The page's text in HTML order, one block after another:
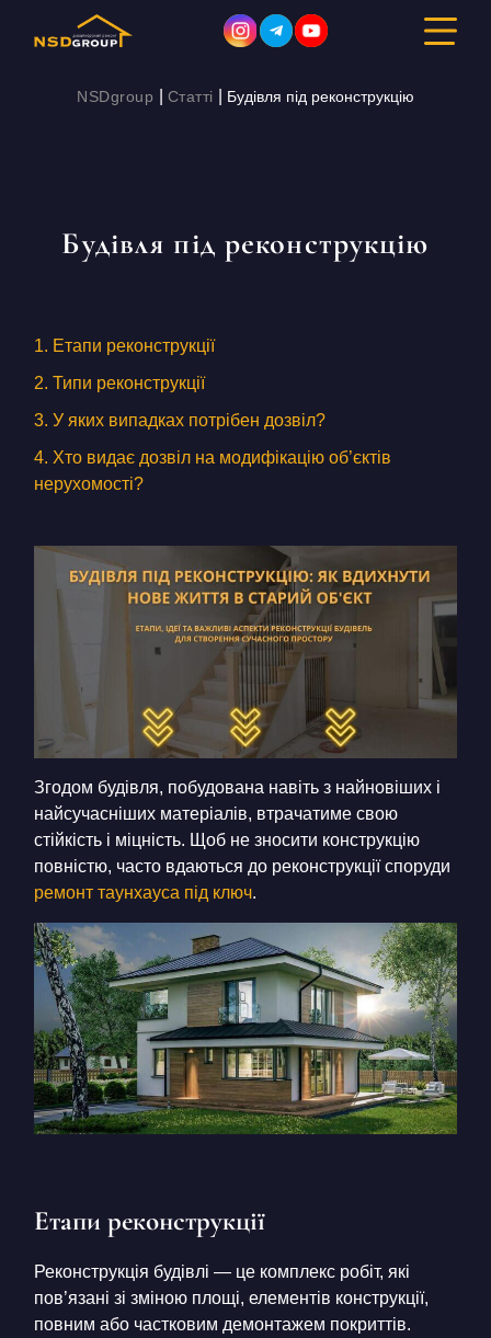
ВАРТІСТЬ
ПРО КОМПАНІЮ
КОНТАКТИ
БЛОГ
RU
+380671500551
Замовити дзвінок зараз
NSDgroup Статті Будівля під реконструкцію
Будівля під реконструкцію
1. Етапи реконструкції
2. Типи реконструкції
3. У яких випадках потрібен дозвіл?
4. Хто видає дозвіл на модифікацію об’єктів
нерухомості?
Згодом будівля, побудована навіть з найновіших і
найсучасніших матеріалів, втрачатиме свою
стійкість і міцність. Щоб не зносити конструкцію
повністю, часто вдаються до реконструкції споруди
ремонт таунхауса під ключ.
Етапи реконструкції
Реконструкція будівлі — це комплекс робіт, які
пов’язані зі зміною площі, елементів конструкції,
повним або частковим демонтажем покриттів.